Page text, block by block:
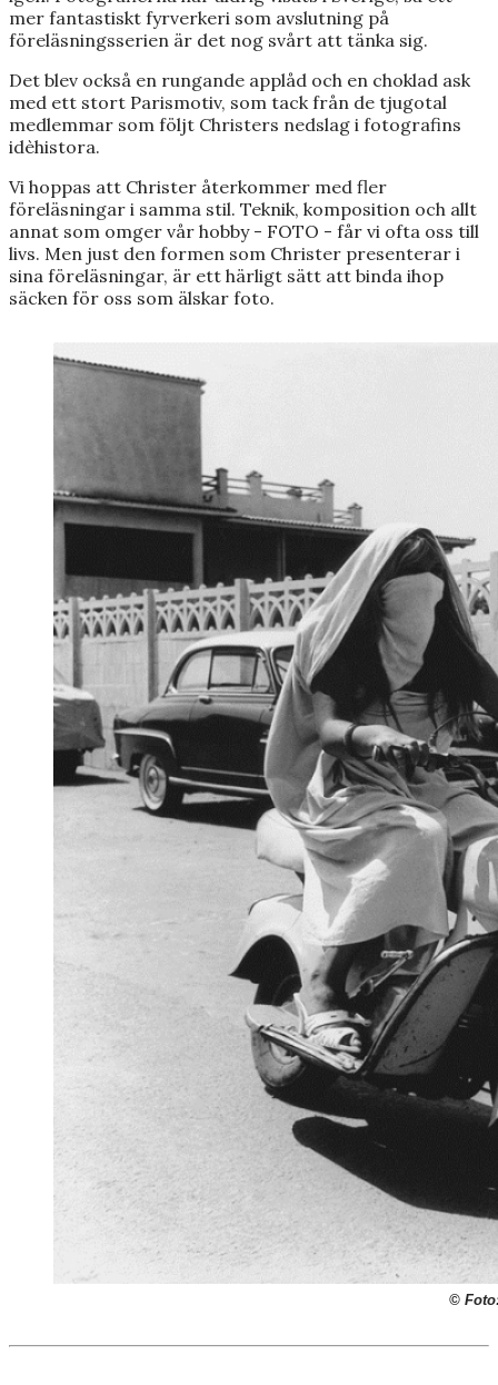
mer fantastiskt fyrverkeri som avslutning på
föreläsningsserien är det nog svårt att tänka sig.
Det blev också en rungande applåd och en choklad ask
med ett stort Parismotiv, som tack från de tjugotal
medlemmar som följt Christers nedslag i fotografins
idèhistora.
Vi hoppas att Christer återkommer med fler
föreläsningar i samma stil. Teknik, komposition och allt
annat som omger vår hobby - FOTO - får vi ofta oss till
livs. Men just den formen som Christer presenterar i
sina föreläsningar, är ett härligt sätt att binda ihop
säcken för oss som älskar foto.
©